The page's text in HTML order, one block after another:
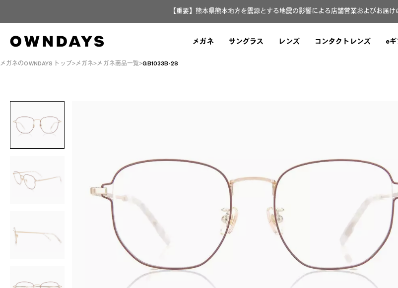
【重要】熊本県熊本地方を震源とする地震の影響による店舗営業およびお届け
メガネ サングラス レンズ コンタクトレンズ eギ
メガネのOWNDAYS トップ メガネ メガネ商品一覧 GB1033B-2S